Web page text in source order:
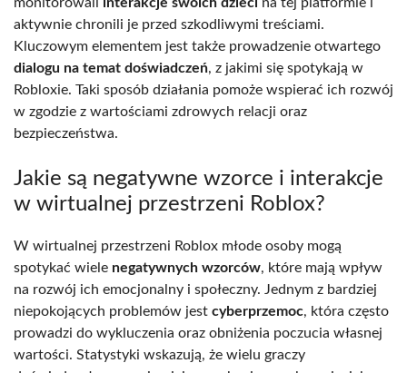
aktywnie chronili je przed szkodliwymi treściami.
Kluczowym elementem jest także prowadzenie otwartego
dialogu na temat doświadczeń, z jakimi się spotykają w
Robloxie. Taki sposób działania pomoże wspierać ich rozwój
w zgodzie z wartościami zdrowych relacji oraz
bezpieczeństwa.
Jakie są negatywne wzorce i interakcje
w wirtualnej przestrzeni Roblox?
W wirtualnej przestrzeni Roblox młode osoby mogą
spotykać wiele negatywnych wzorców, które mają wpływ
na rozwój ich emocjonalny i społeczny. Jednym z bardziej
niepokojących problemów jest cyberprzemoc, która często
prowadzi do wykluczenia oraz obniżenia poczucia własnej
wartości. Statystyki wskazują, że wielu graczy